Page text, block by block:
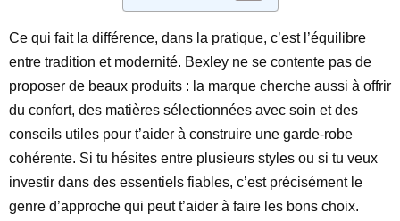
Ce qui fait la différence, dans la pratique, c’est l’équilibre
entre tradition et modernité. Bexley ne se contente pas de
proposer de beaux produits : la marque cherche aussi à offrir
du confort, des matières sélectionnées avec soin et des
conseils utiles pour t’aider à construire une garde-robe
cohérente. Si tu hésites entre plusieurs styles ou si tu veux
investir dans des essentiels fiables, c’est précisément le
genre d’approche qui peut t’aider à faire les bons choix.